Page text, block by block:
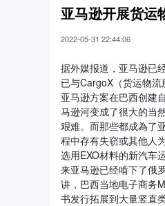
亚马逊开展货运
2022-05-31 22:44:06
据外媒报道，亚马逊已
已与CargoX（货运物
亚马逊方案在巴西创建
马逊河变成了很大的当
艰难。而那些都成為了
程中存有失窃或其他人
选用EXO材料的新汽车
来亚马逊已经啃下了俄
讲，巴西当地电子商务
书发行拓展到大量竖直